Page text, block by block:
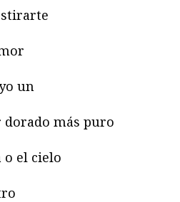
un
dorado más puro
o el cielo